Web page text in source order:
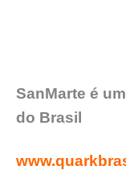
SanMarte é
do Brasil